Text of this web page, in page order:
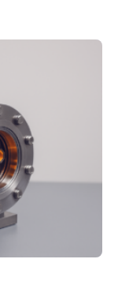
hinkt
in einem
– inklusive der
Der
Anlagen
kein Strom
Energien-